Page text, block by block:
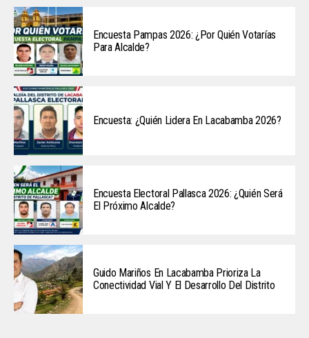
Encuesta Pampas 2026: ¿Por Quién Votarías
Para Alcalde?
Encuesta: ¿Quién Lidera En Lacabamba 2026?
Encuesta Electoral Pallasca 2026: ¿Quién Será
El Próximo Alcalde?
Guido Mariños En Lacabamba Prioriza La
Conectividad Vial Y El Desarrollo Del Distrito